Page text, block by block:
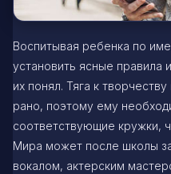
Воспитывая ребенка по
установить ясные правила
их понял. Тяга к
рано, поэтому ему
соответствующие кружки,
Мира может после школы
вокалом, актерским